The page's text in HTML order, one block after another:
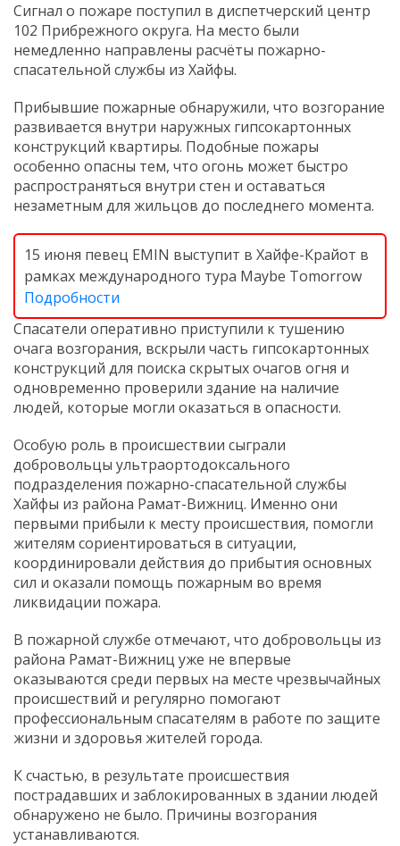
Сигнал о пожаре поступил в диспетчерский центр
102 Прибрежного округа. На место были
немедленно направлены расчёты пожарно-
спасательной службы из Хайфы.
Прибывшие пожарные обнаружили, что возгорание
развивается внутри наружных гипсокартонных
конструкций квартиры. Подобные пожары
особенно опасны тем, что огонь может быстро
распространяться внутри стен и оставаться
незаметным для жильцов до последнего момента.
15 июня певец EMIN выступит в Хайфе-Крайот в
рамках международного тура Maybe Tomorrow
Подробности
Спасатели оперативно приступили к тушению
очага возгорания, вскрыли часть гипсокартонных
конструкций для поиска скрытых очагов огня и
одновременно проверили здание на наличие
людей, которые могли оказаться в опасности.
Особую роль в происшествии сыграли
добровольцы ультраортодоксального
подразделения пожарно-спасательной службы
Хайфы из района Рамат-Вижниц. Именно они
первыми прибыли к месту происшествия, помогли
жителям сориентироваться в ситуации,
координировали действия до прибытия основных
сил и оказали помощь пожарным во время
ликвидации пожара.
В пожарной службе отмечают, что добровольцы из
района Рамат-Вижниц уже не впервые
оказываются среди первых на месте чрезвычайных
происшествий и регулярно помогают
профессиональным спасателям в работе по защите
жизни и здоровья жителей города.
К счастью, в результате происшествия
пострадавших и заблокированных в здании людей
обнаружено не было. Причины возгорания
устанавливаются.